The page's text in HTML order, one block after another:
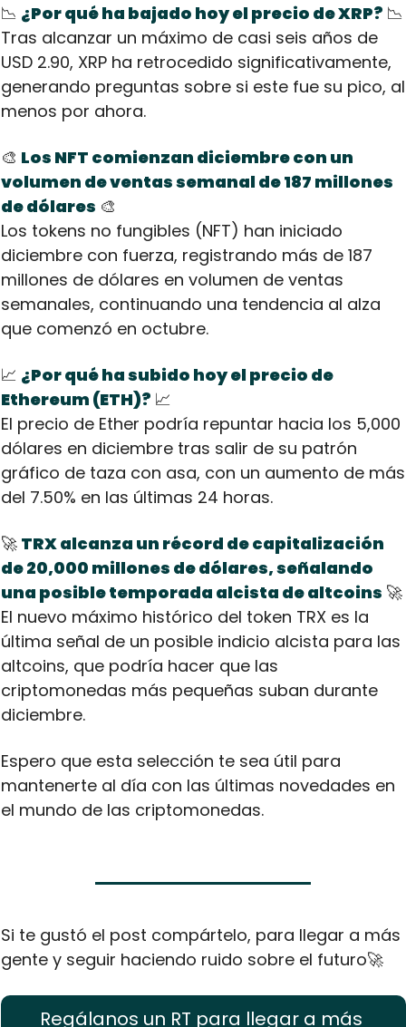
📉 ¿Por qué ha bajado hoy el precio de XRP? 📉
Tras alcanzar un máximo de casi seis años de
USD 2.90, XRP ha retrocedido significativamente,
generando preguntas sobre si este fue su pico, al
menos por ahora.
🎨 Los NFT comienzan diciembre con un
volumen de ventas semanal de 187 millones
de dólares 🎨
Los tokens no fungibles (NFT) han iniciado
diciembre con fuerza, registrando más de 187
millones de dólares en volumen de ventas
semanales, continuando una tendencia al alza
que comenzó en octubre.
📈 ¿Por qué ha subido hoy el precio de
Ethereum (ETH)? 📈
El precio de Ether podría repuntar hacia los 5,000
dólares en diciembre tras salir de su patrón
gráfico de taza con asa, con un aumento de más
del 7.50% en las últimas 24 horas.
🚀 TRX alcanza un récord de capitalización
de 20,000 millones de dólares, señalando
una posible temporada alcista de altcoins 🚀
El nuevo máximo histórico del token TRX es la
última señal de un posible indicio alcista para las
altcoins, que podría hacer que las
criptomonedas más pequeñas suban durante
diciembre.
Espero que esta selección te sea útil para
mantenerte al día con las últimas novedades en
el mundo de las criptomonedas.
Si te gustó el post compártelo, para llegar a más
gente y seguir haciendo ruido sobre el futuro🚀
Regálanos un RT para llegar a más